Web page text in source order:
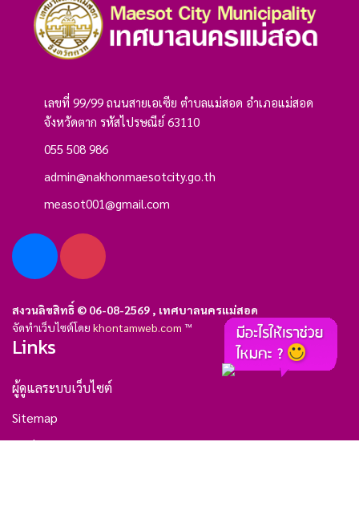
เลขที่ 99/99 ถนนสายเอเซีย ตำบลแม่สอด อำเภอแม่สอด
จังหวัดตาก รหัสไปรษณีย์ 63110
055 508 986
admin@nakhonmaesotcity.go.th
measot001@gmail.com
สงวนลิขสิทธิ์ © 06-08-2569 , เทศบาลนครแม่สอด
จัดทำเว็บไซต์โดย khontamweb.com ™
Links
ผู้ดูแลระบบเว็บไซต์
Sitemap